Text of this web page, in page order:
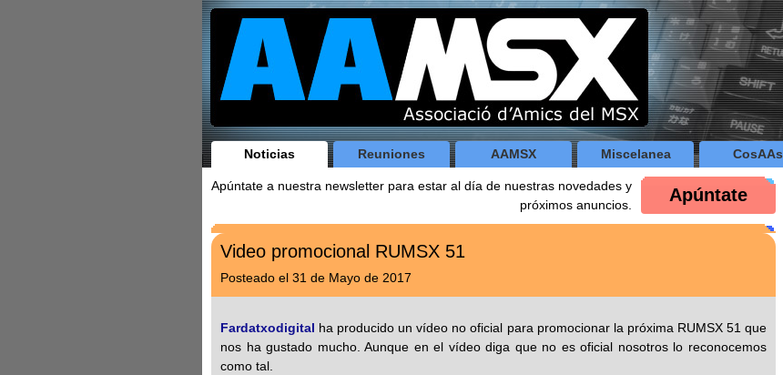
Noticias Reuniones AAMSX Miscelanea CosAAs
Apúntate a nuestra newsletter para estar al día de nuestras novedades y
próximos anuncios.
Apúntate
Video promocional RUMSX 51
Posteado el 31 de Mayo de 2017
Fardatxodigital ha producido un vídeo no oficial para promocionar la próxima RUMSX 51 que
nos ha gustado mucho. Aunque en el vídeo diga que no es oficial nosotros lo reconocemos
como tal.